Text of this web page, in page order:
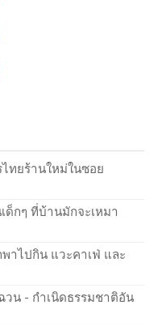
ไทยร้านใหม่ในซอย
ด็กๆ ที่บ้านมักจะเหมา
าไปกิน แวะคาเฟ่ และ
วน - กำเนิดธรรมชาติอัน